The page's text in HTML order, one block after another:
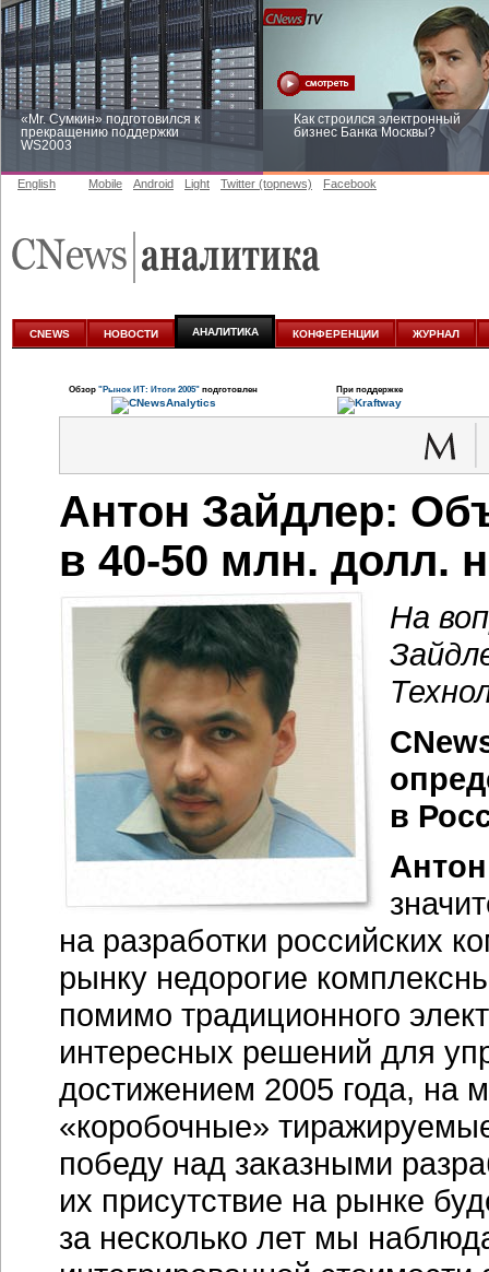
«Mr. Сумкин» подготовился к
прекращению поддержки
WS2003
Как строился электронный
бизнес Банка Москвы?
аналитике
English Mobile Android Light Twitter (topnews) Facebook
CNEWS НОВОСТИ АНАЛИТИКА КОНФЕРЕНЦИИ ЖУРНАЛ
Обзор "Рынок ИТ: Итоги 2005" подготовлен При поддержке
Антон Зайдлер:
в 40-50 млн. долл.
На
в
на разработки российских
рынку недорогие
помимо традиционного
интересных решений для
достижением 2005 года, на
«коробочные»
победу над заказными
их присутствие на рынке
за несколько лет мы